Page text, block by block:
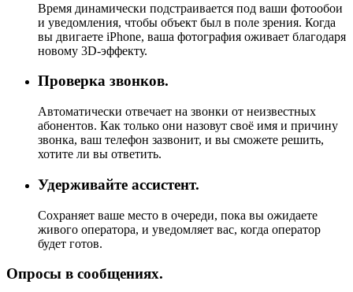
Время динамически подстраивается под ваши фотообои
и уведомления, чтобы объект был в поле зрения. Когда
вы двигаете iPhone, ваша фотография оживает благодаря
новому 3D-эффекту.
Проверка звонков.
Автоматически отвечает на звонки от неизвестных
абонентов. Как только они назовут своё имя и причину
звонка, ваш телефон зазвонит, и вы сможете решить,
хотите ли вы ответить.
Удерживайте ассистент.
Сохраняет ваше место в очереди, пока вы ожидаете
живого оператора, и уведомляет вас, когда оператор
будет готов.
Опросы в сообщениях.